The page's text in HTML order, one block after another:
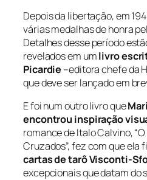
Depois da libertação, em
várias medalhas de honra
Detalhes desse período
revelados em umlivro
Picardie –editora chefe da
que deve ser lançado em
E foi num outro livro que
encontrou inspiração
romance de Italo Calvino,
Cruzados”, fez com que ela
cartas de tarô Visconti-
excepcionais que datam do